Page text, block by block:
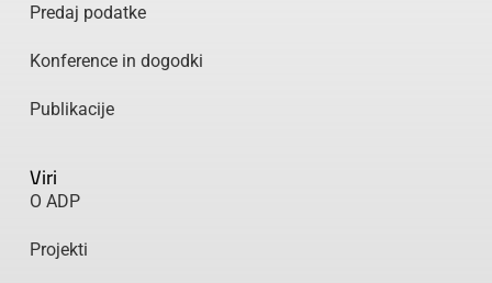
Predaj podatke
Konference in dogodki
Publikacije
Viri
O ADP
Projekti